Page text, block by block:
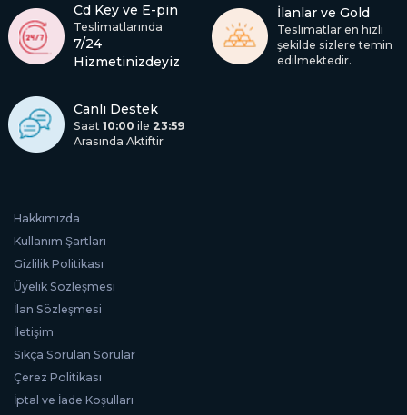
Cd Key ve E-pin
Teslimatlarında
7/24
Hizmetinizdeyiz
İlanlar ve Gold
Teslimatlar en hızlı
şekilde sizlere temin
edilmektedir.
Canlı Destek
Saat 10:00 ile 23:59
Arasında Aktiftir
Hakkımızda
Kullanım Şartları
Gizlilik Politikası
Üyelik Sözleşmesi
İlan Sözleşmesi
İletişim
Sıkça Sorulan Sorular
Çerez Politikası
İptal ve İade Koşulları